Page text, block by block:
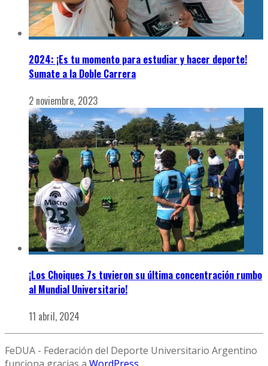
2024: ¡Es tu momento para estudiar y hacer deporte!
Sumate a la Doble Carrera
2 noviembre, 2023
¡Los Choiques 7s tuvieron su última concentración rumbo
al Mundial Universitario!
11 abril, 2024
FeDUA - Federación del Deporte Universitario Argentino